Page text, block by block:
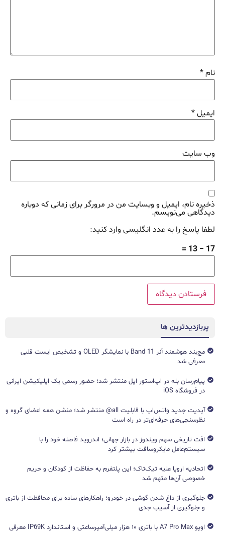
نام*
ایمیل*
وب‌ سایت
ذخیره نام، ایمیل و وبسایت من در مرورگر برای زمانی که دوباره
دیدگاهی می‌نویسم.
لطفا پاسخ را به عدد انگلیسی وارد کنید:
17 − 13 =
پربازدیدترین ها
مچ‌بند هوشمند آنر Band 11 با نمایشگر OLED و تشخیص ایست قلبی
معرفی شد
پیام‌رسان بله در اپ‌استور اپل منتشر شد؛ حضور رسمی یک اپلیکیشن ایرانی
در فروشگاه iOS
آپدیت جدید واتس‌اپ با قابلیت all@ منتشر شد؛ منشن همه اعضای گروه و
نظرسنجی‌های حرفه‌ای‌تر در راه است
افت تاریخی سهم ویندوز در بازار جهانی؛ اندروید فاصله خود را با
سیستم‌عامل مایکروسافت بیشتر کرد
اتحادیه اروپا علیه تیک‌تاک؛ این پلتفرم به حفاظت از کودکان و حریم
خصوصی آن‌ها متهم شد
جلوگیری از داغ شدن گوشی در خودرو؛ راهکارهای ساده برای محافظت از باتری
و جلوگیری از آسیب جدی
اوپو A7 Pro Max با باتری ۱۰ هزار میلی‌آمپرساعتی و استاندارد IP69K معرفی